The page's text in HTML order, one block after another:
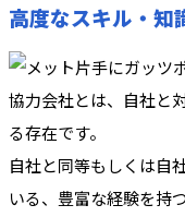
高度なスキル・知
協力会社とは、自社と
る存在です。
自社と同等もしくは自
いる、豊富な経験を持